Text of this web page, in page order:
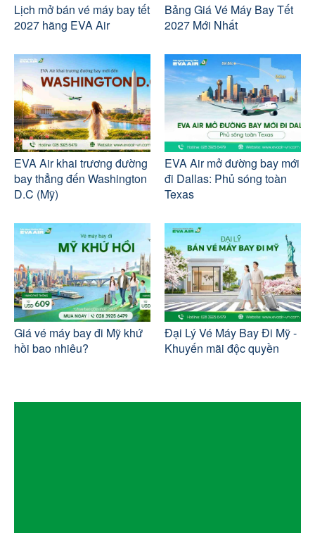
Lịch mở bán vé máy bay tết
2027 hãng EVA Air
Bảng Giá Vé Máy Bay Tết
2027 Mới Nhất
EVA Air khai trương đường
bay thẳng đến Washington
D.C (Mỹ)
EVA Air mở đường bay mới
đi Dallas: Phủ sóng toàn
Texas
Giá vé máy bay đi Mỹ khứ
hồi bao nhiêu?
Đại Lý Vé Máy Bay Đi Mỹ -
Khuyến mãi độc quyền